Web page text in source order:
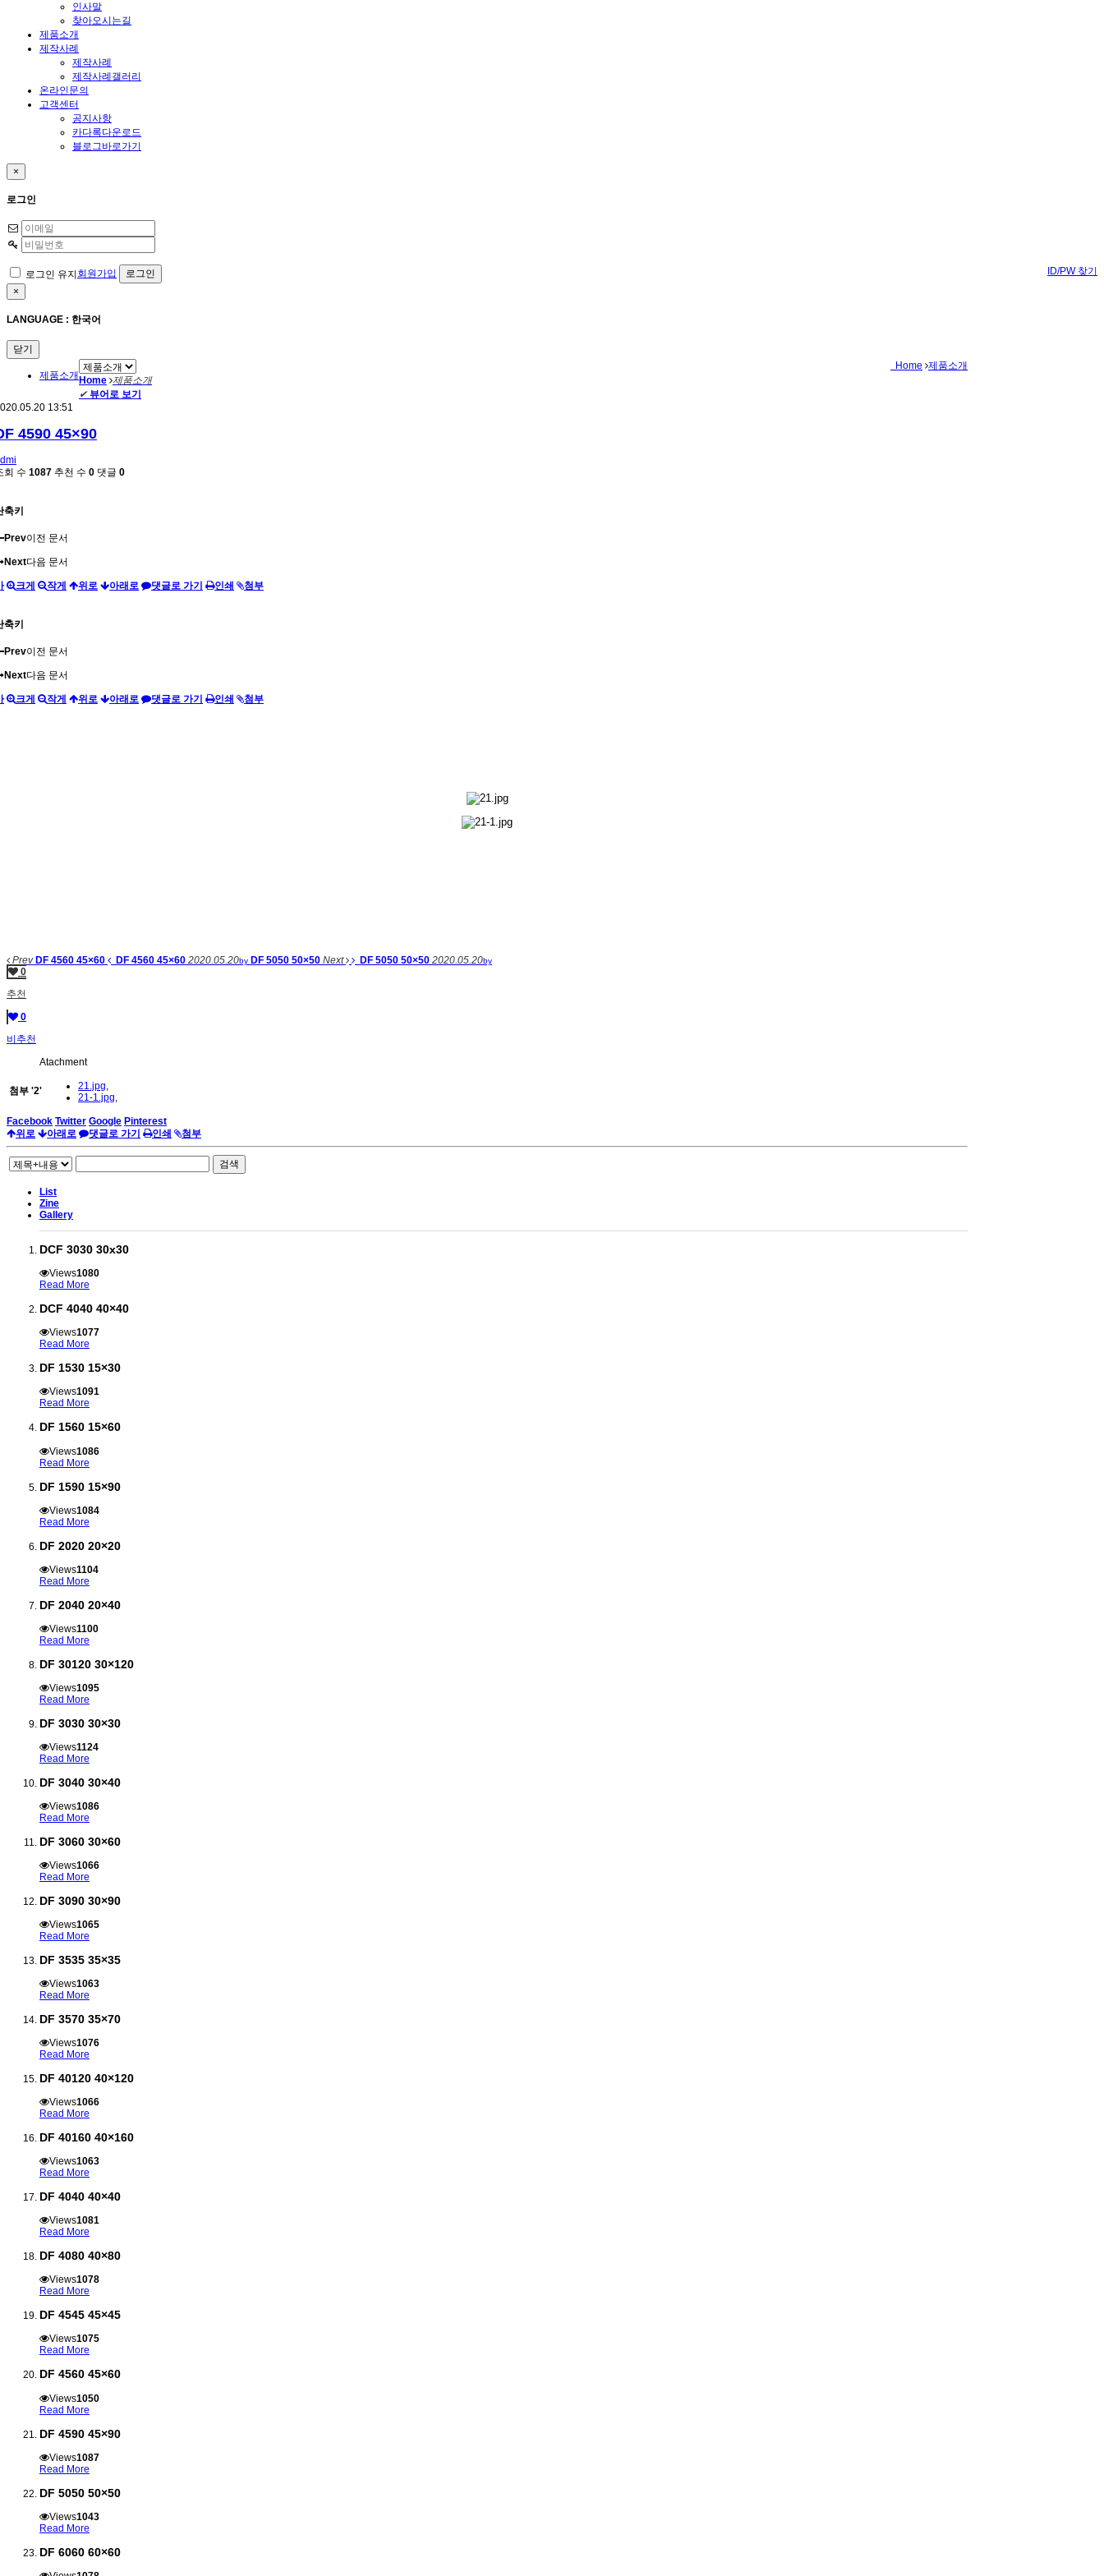
인사말
찾아오시는길
제품소개
제작사례
제작사례
제작사례갤러리
온라인문의
고객센터
공지사항
카다록다운로드
블로그바로가기
×
로그인
로그인 유지 ID/PW 찾기
회원가입
×
LANGUAGE : 한국어
닫기
제품소개
Home 제품소개
Home 제품소개
✔ 뷰어로 보기
13:51
4590 45×90
회 수 1087 추천 수 0 댓글 0
축키
Prev이전 문서
Next다음 문서
크게 작게 위로 아래로 댓글로 가기 인쇄 첨부
축키
Prev이전 문서
Next다음 문서
크게 작게 위로 아래로 댓글로 가기 인쇄 첨부
Prev DF 4560 45×60 DF 4560 45×60 2020.05.20by DF 5050 50×50 Next DF 5050 50×50 2020.05.20by
0
추천
0
비추천
Atachment
첨부 '2' 21.jpg,
21-1.jpg,
Facebook Twitter Google Pinterest
위로
아래로 댓글로 가기 인쇄 첨부
검색
List
Zine
Gallery
DCF 3030 30x30
Views1080
Read More
DCF 4040 40×40
Views1077
Read More
DF 1530 15×30
Views1091
Read More
DF 1560 15×60
Views1086
Read More
DF 1590 15×90
Views1084
Read More
DF 2020 20×20
Views1104
Read More
DF 2040 20×40
Views1100
Read More
DF 30120 30×120
Views1095
Read More
DF 3030 30×30
Views1124
Read More
DF 3040 30×40
Views1086
Read More
DF 3060 30×60
Views1066
Read More
DF 3090 30×90
Views1065
Read More
DF 3535 35×35
Views1063
Read More
DF 3570 35×70
Views1076
Read More
DF 40120 40×120
Views1066
Read More
DF 40160 40×160
Views1063
Read More
DF 4040 40×40
Views1081
Read More
DF 4080 40×80
Views1078
Read More
DF 4545 45×45
Views1075
Read More
DF 4560 45×60
Views1050
Read More
DF 4590 45×90
Views1087
Read More
DF 5050 50×50
Views1043
Read More
DF 6060 60×60